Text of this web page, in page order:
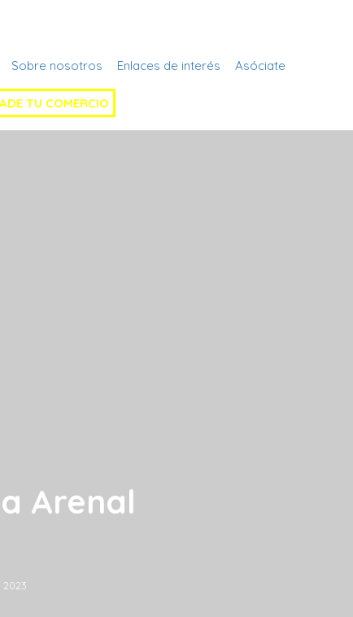
Sobre nosotros Enlaces de interés Asóciate
TU COMERCIO
Arenal
2023